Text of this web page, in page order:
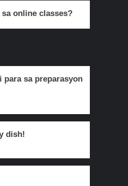
sa online classes?
sa preparasyon
dish!